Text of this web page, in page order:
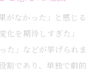
がなかった」と感じる
化を期待しすぎた」
た」などが挙げられま
割であり、単独で劇的